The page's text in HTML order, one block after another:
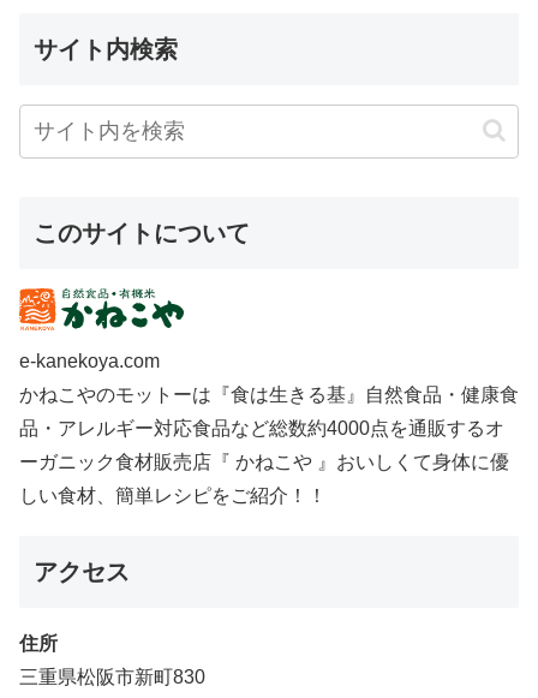
サイト内検索
このサイトについて
e-kanekoya.com
かねこやのモットーは『食は生きる基』自然食品・健康食
品・アレルギー対応食品など総数約4000点を通販するオ
ーガニック食材販売店『 かねこや 』おいしくて身体に優
しい食材、簡単レシピをご紹介！！
アクセス
住所
三重県松阪市新町830